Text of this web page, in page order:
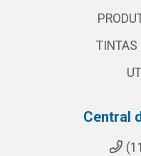
TINTAS
Central